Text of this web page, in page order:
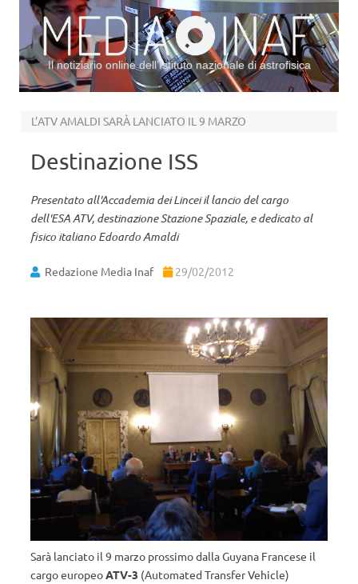
Il notiziario online dell’Istituto nazionale di astrofisica
L’ATV AMALDI SARÀ LANCIATO IL 9 MARZO
Destinazione ISS
Presentato all'Accademia dei Lincei il lancio del cargo
dell'ESA ATV, destinazione Stazione Spaziale, e dedicato al
fisico italiano Edoardo Amaldi
Redazione Media Inaf 29/02/2012
Sarà lanciato il 9 marzo prossimo dalla Guyana Francese il
cargo europeoATV-3 (Automated Transfer Vehicle)